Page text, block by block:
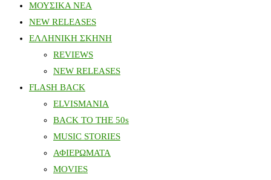
ΜΟΥΣΙΚΑ ΝΕΑ
NEW RELEASES
ΕΛΛΗΝΙΚΗ ΣΚΗΝΗ
REVIEWS
NEW RELEASES
FLASH BACK
ELVISMANIA
BACK TO THE 50s
MUSIC STORIES
ΑΦΙΕΡΩΜΑΤΑ
MOVIES